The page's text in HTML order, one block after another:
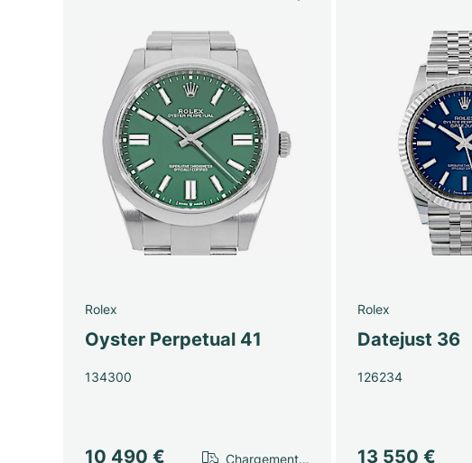
Rolex
Oyster Perpetual 41
134300
10 490 € Chargement…
Rolex
Datejust 36
126234
13 550 €